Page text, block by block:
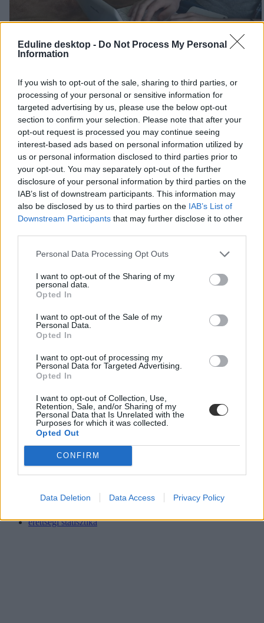
Eduline desktop - Do Not Process My Personal
Information
If you wish to opt-out of the sale, sharing to third parties, or
processing of your personal or sensitive information for
targeted advertising by us, please use the below opt-out
section to confirm your selection. Please note that after your
opt-out request is processed you may continue seeing
interest-based ads based on personal information utilized by
us or personal information disclosed to third parties prior to
your opt-out. You may separately opt-out of the further
disclosure of your personal information by third parties on the
IAB’s list of downstream participants. This information may
also be disclosed by us to third parties on the IAB’s List of
Downstream Participants that may further disclose it to other
Personal Data Processing Opt Outs
I want to opt-out of the Sharing of my
personal data.
Opted In
I want to opt-out of the Sale of my
Personal Data.
Opted In
I want to opt-out of processing my
Personal Data for Targeted Advertising.
Opted In
I want to opt-out of Collection, Use,
Retention, Sale, and/or Sharing of my
Personal Data that Is Unrelated with the
Purposes for which it was collected.
Opted Out
CONFIRM
Data Deletion Data Access Privacy Policy
Tetszett a cikk? Kövess minket a Facebookon is, és nem fogsz
lemaradni a fontos hírekről!
írásbeli érettségi
érettségi eredmények
érettségi statisztika